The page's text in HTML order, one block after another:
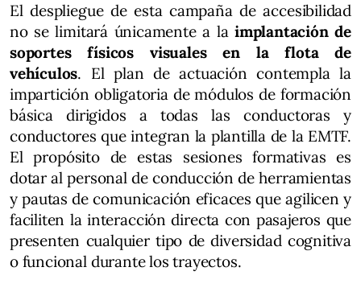
El despliegue de esta campaña de accesibilidad
no se limitará únicamente a laimplantación de
soportes físicos visuales en la flota de
vehículos. El plan de actuación contempla la
impartición obligatoria de módulos de formación
básica dirigidos a todas las conductoras y
conductores que integran la plantilla de la EMTF.
El propósito de estas sesiones formativas es
dotar al personal de conducción de herramientas
y pautas de comunicación eficaces que agilicen y
faciliten la interacción directa con pasajeros que
presenten cualquier tipo de diversidad cognitiva
o funcional durante los trayectos.